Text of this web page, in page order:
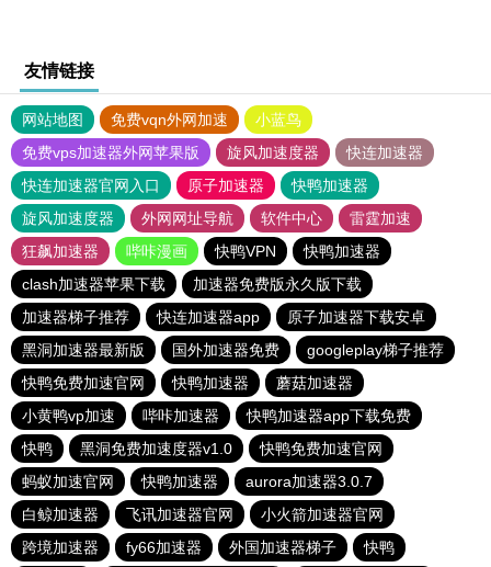
友情链接
网站地图 免费vqn外网加速
小蓝鸟
免费vps加速器外网苹果版
旋风加速度器
快连加速器
快连加速器官网入口
原子加速器
快鸭加速器
旋风加速度器
外网网址导航 软件中心
雷霆加速
狂飙加速器
哔咔漫画 快鸭VPN
快鸭加速器
clash加速器苹果下载
加速器免费版永久版下载
加速器梯子推荐
快连加速器app
原子加速器下载安卓
黑洞加速器最新版
国外加速器免费
googleplay梯子推荐
快鸭免费加速官网
快鸭加速器
蘑菇加速器
小黄鸭vp加速
哔咔加速器
快鸭加速器app下载免费
快鸭
黑洞免费加速度器v1.0
快鸭免费加速官网
蚂蚁加速官网
快鸭加速器
aurora加速器3.0.7
白鲸加速器
飞讯加速器官网
小火箭加速器官网
跨境加速器
fy66加速器 外国加速器梯子 快鸭